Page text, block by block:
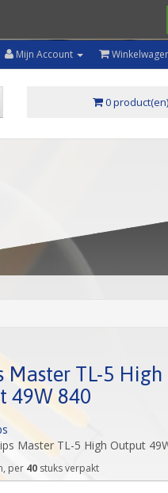
Mijn Account
0 product(en)
Master TL-5 High
49W 840
Master TL-5 High Output
per 40stuks verpakt